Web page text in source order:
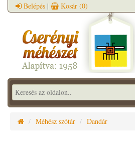
Belépés | Kosár (0)
Méhész szótár
Dandár